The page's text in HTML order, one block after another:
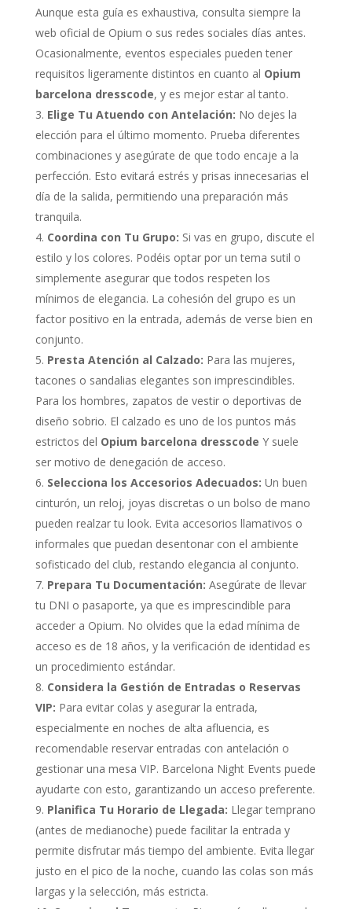
Aunque esta guía es exhaustiva, consulta siempre la
web oficial de Opium o sus redes sociales días antes.
Ocasionalmente, eventos especiales pueden tener
requisitos ligeramente distintos en cuanto al Opium
barcelona dresscode, y es mejor estar al tanto.
Elige Tu Atuendo con Antelación: No dejes la
elección para el último momento. Prueba diferentes
combinaciones y asegúrate de que todo encaje a la
perfección. Esto evitará estrés y prisas innecesarias el
día de la salida, permitiendo una preparación más
tranquila.
Coordina con Tu Grupo: Si vas en grupo, discute el
estilo y los colores. Podéis optar por un tema sutil o
simplemente asegurar que todos respeten los
mínimos de elegancia. La cohesión del grupo es un
factor positivo en la entrada, además de verse bien en
conjunto.
Presta Atención al Calzado: Para las mujeres,
tacones o sandalias elegantes son imprescindibles.
Para los hombres, zapatos de vestir o deportivas de
diseño sobrio. El calzado es uno de los puntos más
estrictos del Opium barcelona dresscode Y suele
ser motivo de denegación de acceso.
Selecciona los Accesorios Adecuados: Un buen
cinturón, un reloj, joyas discretas o un bolso de mano
pueden realzar tu look. Evita accesorios llamativos o
informales que puedan desentonar con el ambiente
sofisticado del club, restando elegancia al conjunto.
Prepara Tu Documentación: Asegúrate de llevar
tu DNI o pasaporte, ya que es imprescindible para
acceder a Opium. No olvides que la edad mínima de
acceso es de 18 años, y la verificación de identidad es
un procedimiento estándar.
Considera la Gestión de Entradas o Reservas
VIP: Para evitar colas y asegurar la entrada,
especialmente en noches de alta afluencia, es
recomendable reservar entradas con antelación o
gestionar una mesa VIP. Barcelona Night Events puede
ayudarte con esto, garantizando un acceso preferente.
Planifica Tu Horario de Llegada: Llegar temprano
(antes de medianoche) puede facilitar la entrada y
permite disfrutar más tiempo del ambiente. Evita llegar
justo en el pico de la noche, cuando las colas son más
largas y la selección, más estricta.